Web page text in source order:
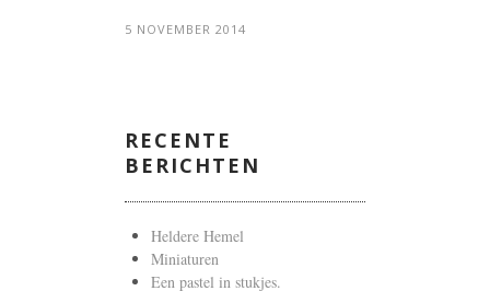
5 NOVEMBER 2014
RECENTE
BERICHTEN
Heldere Hemel
Miniaturen
Een pastel in stukjes.